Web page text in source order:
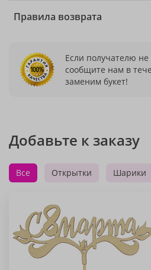
Правила возврата
Если получателю не
сообщите нам в
заменим букет!
Добавьте к заказу
Все Открытки Шарики